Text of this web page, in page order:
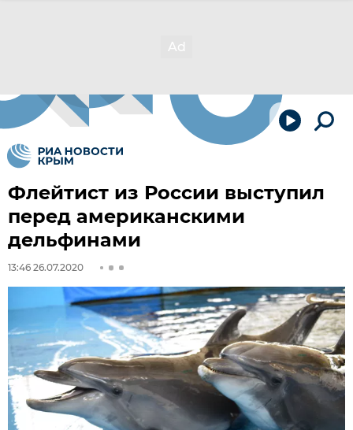
Флейтист из России выступил
перед американскими
дельфинами
13:46 26.07.2020